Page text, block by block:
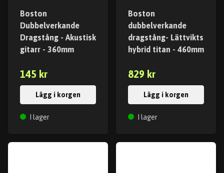
Boston
Dubbelverkande
Dragstång - Akustisk
gitarr - 360mm
145 kr
Lägg i korgen
I lager
Boston
dubbelverkande
dragstång- Lättvikts
hybrid titan - 460mm
829 kr
Lägg i korgen
I lager